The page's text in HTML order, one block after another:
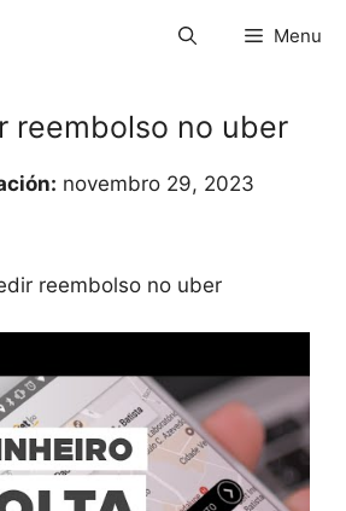
Menu
reembolso no uber
novembro 29, 2023
reembolso no uber